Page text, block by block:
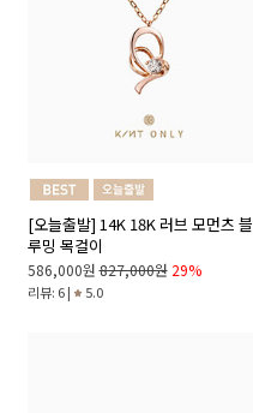
[오늘출발] 14K 18K 러브 모먼츠 블
루밍 목걸이
586,000원 827,000원 29%
리뷰: 6 | 5.0